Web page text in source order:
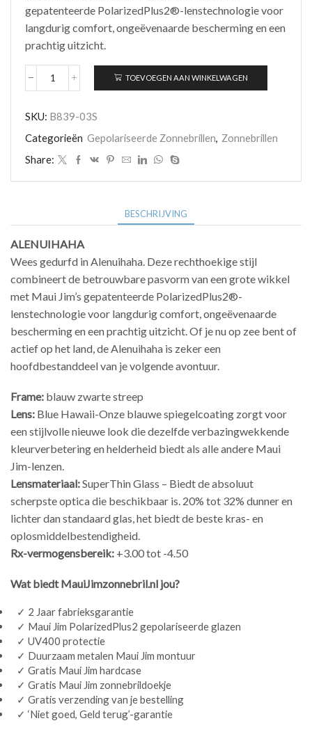
gepatenteerde PolarizedPlus2®-lenstechnologie voor
langdurig comfort, ongeëvenaarde bescherming en een
prachtig uitzicht.
Maui
B839-
03S
aantal
TOEVOEGEN AAN WINKELWAGEN
SKU: B839-03S
Categorieën Gepolariseerde Zonnebrillen, Zonnebrillen
Share:
BESCHRIJVING
ALENUIHAHA
Wees gedurfd in Alenuihaha. Deze rechthoekige stijl
combineert de betrouwbare pasvorm van een grote wikkel
met Maui Jim’s gepatenteerde PolarizedPlus2®-
lenstechnologie voor langdurig comfort, ongeëvenaarde
bescherming en een prachtig uitzicht. Of je nu op zee bent of
actief op het land, de Alenuihaha is zeker een
hoofdbestanddeel van je volgende avontuur.
Frame: blauw zwarte streep
Lens: Blue Hawaii-Onze blauwe spiegelcoating zorgt voor
een stijlvolle nieuwe look die dezelfde verbazingwekkende
kleurverbetering en helderheid biedt als alle andere Maui
Jim-lenzen.
Lensmateriaal:SuperThin Glass – Biedt de absoluut
scherpste optica die beschikbaar is. 20% tot 32% dunner en
lichter dan standaard glas, het biedt de beste kras- en
oplosmiddelbestendigheid.
Rx-vermogensbereik: +3.00 tot -4.50
Wat biedt MauiJimzonnebril.nl jou?
✓ 2 Jaar fabrieksgarantie
✓ Maui Jim PolarizedPlus2 gepolariseerde glazen
✓ UV400 protectie
✓ Duurzaam metalen Maui Jim montuur
✓ Gratis Maui Jim hardcase
✓ Gratis Maui Jim zonnebrildoekje
✓ Gratis verzending van je bestelling
✓ ‘Niet goed, Geld terug’-garantie